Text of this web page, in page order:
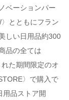
ベーションパー
とともにフラン
しい日用品約300
品の全ては
れた期間限定のオ
〉で購入で
用品ストア開